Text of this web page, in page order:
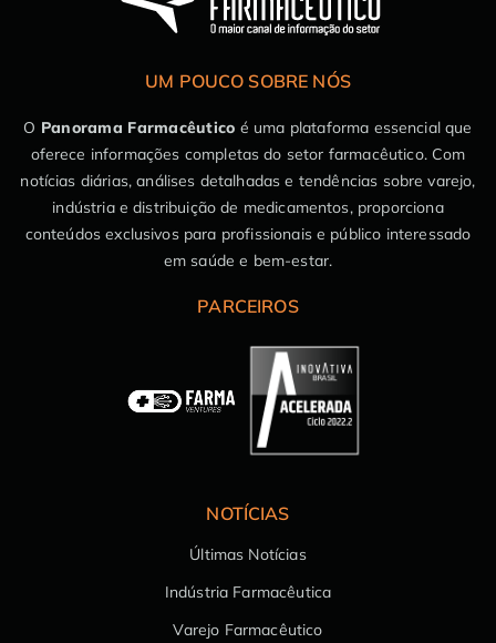
UM POUCO SOBRE NÓS
O Panorama Farmacêutico é uma plataforma essencial que
oferece informações completas do setor farmacêutico. Com
notícias diárias, análises detalhadas e tendências sobre varejo,
indústria e distribuição de medicamentos, proporciona
conteúdos exclusivos para profissionais e público interessado
em saúde e bem-estar.
PARCEIROS
NOTÍCIAS
Últimas Notícias
Indústria Farmacêutica
Varejo Farmacêutico